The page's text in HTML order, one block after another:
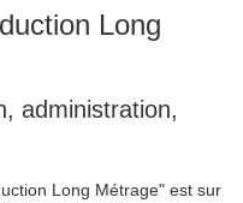
Long
administration,
Long Métrage" est sur